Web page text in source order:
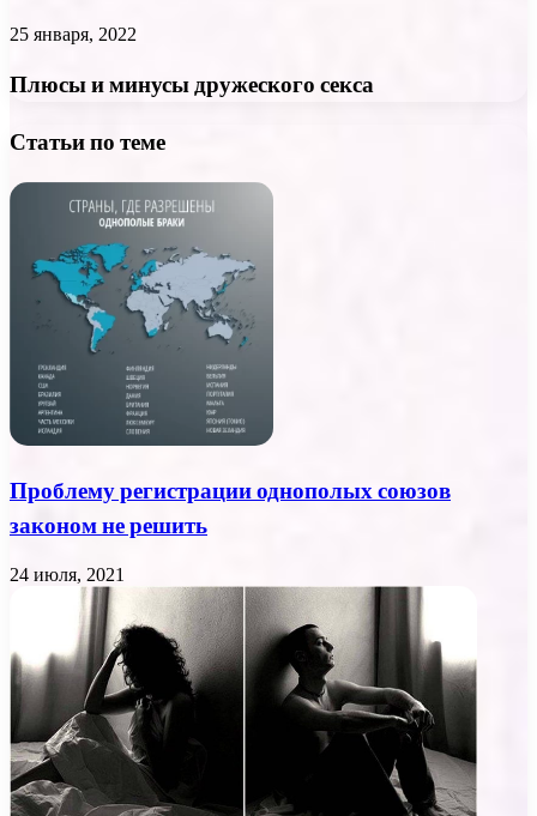
25 января, 2022
Плюсы и минусы дружеского секса
Статьи по теме
Проблему регистрации однополых союзов
законом не решить
24 июля, 2021